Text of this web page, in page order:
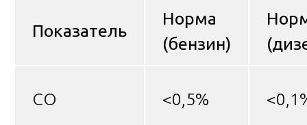
Показатель
Норма
(бензин)
CO <0,5%